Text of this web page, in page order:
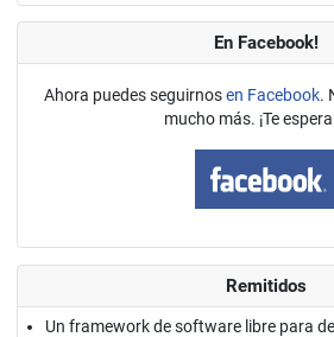
En Facebook!
Ahora puedes seguirnosen Facebook.
mucho más. ¡Te
Remitidos
Un framework de software libre para